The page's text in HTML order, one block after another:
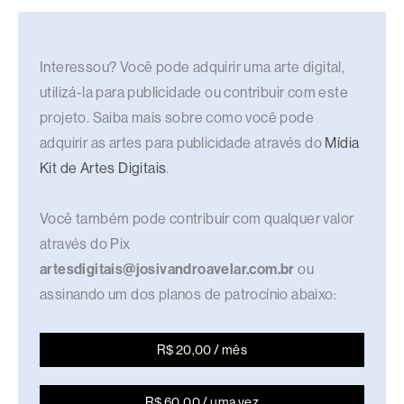
Interessou? Você pode adquirir uma arte digital,
utilizá-la para publicidade ou contribuir com este
projeto. Saiba mais sobre como você pode
adquirir as artes para publicidade através do Mídia
Kit de Artes Digitais.
Você também pode contribuir com qualquer valor
através do Pix
artesdigitais@josivandroavelar.com.br ou
assinando um dos planos de patrocínio abaixo:
R$ 20,00 / mês